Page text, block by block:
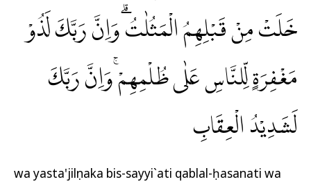
خَلَتْ مِنْ قَبْلِهِمُ الْمَثُلٰتُۗ وَاِنَّ رَبَّكَ لَذُوْ
مَغْفِرَةٍ لِّلنَّاسِ عَلٰى ظُلْمِهِمْۚ وَاِنَّ رَبَّكَ
لَشَدِيْدُ الْعِقَابِ
wa yasta'jilụnaka bis-sayyi`ati qablal-ḥasanati wa